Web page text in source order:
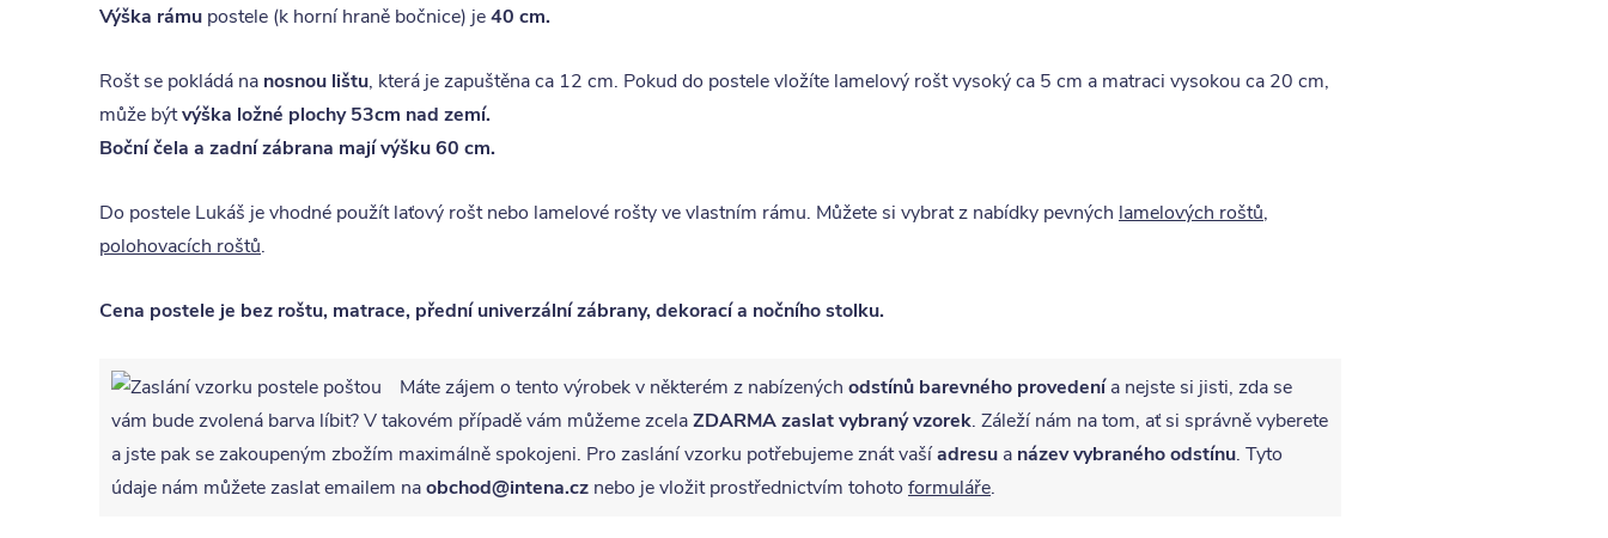
Výška rámu postele (k horní hraně bočnice) je40 cm.
Rošt se pokládá na nosnou lištu, která je zapuštěna ca 12 cm. Pokud do postele vložíte lamelový rošt vysoký ca 5 cm a matraci vysokou ca 20 cm,
může býtvýška ložné plochy 53cm nad zemí.
Boční čela a zadní zábrana mají výšku 60 cm.
Do postele Lukáš je vhodné použít laťový rošt nebo lamelové rošty ve vlastním rámu. Můžete si vybrat z nabídky pevných lamelových roštů,
polohovacích roštů.
Cena postele je bez roštu, matrace, přední univerzální zábrany, dekorací a nočního stolku.
Máte zájem o tento výrobek v některém z nabízených odstínů barevného provedenía nejste si jisti, zda se
vám bude zvolená barva líbit? V takovém případě vám můžeme zcelaZDARMAzaslat vybraný vzorek. Záleží nám na tom, ať si správně vyberete
a jste pak se zakoupeným zbožím maximálně spokojeni. Pro zaslání vzorku potřebujeme znát vašíadresu a název vybraného odstínu. Tyto
údaje nám můžete zaslat emailem naobchod@intena.cz nebo je vložit prostřednictvím tohoto formuláře.